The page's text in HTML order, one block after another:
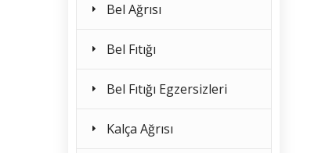
Bel Ağrısı
Bel Fıtığı
Bel Fıtığı Egzersizleri
Kalça Ağrısı